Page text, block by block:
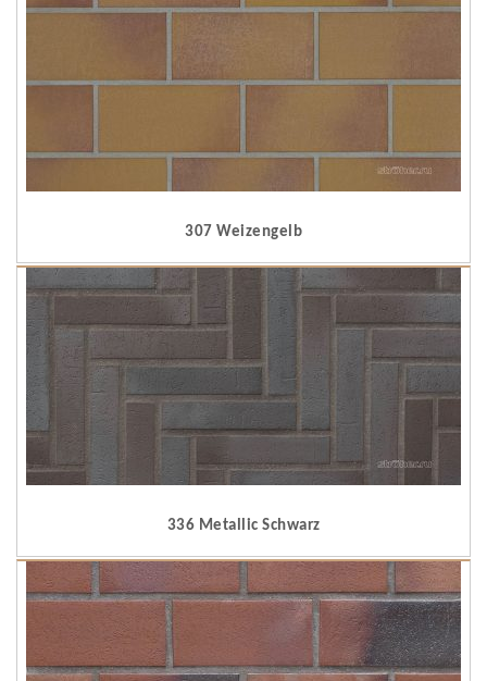
307 Weizengelb
336 Metallic Schwarz